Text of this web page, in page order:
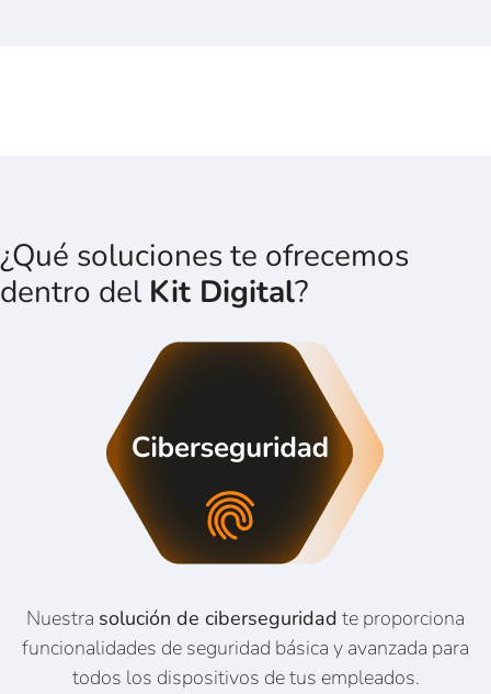
¿Qué soluciones te ofrecemos
dentro del Kit Digital?
Nuestra solución de ciberseguridad te proporciona
funcionalidades de seguridad básica y avanzada para
todos los dispositivos de tus empleados.